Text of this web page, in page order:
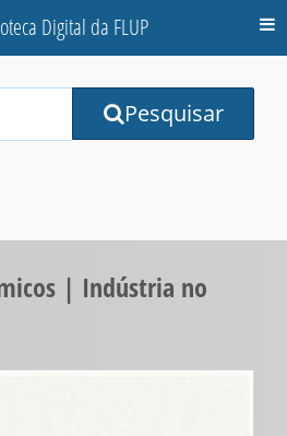
Digital da FLUP
Pesquisar
| Indústria no